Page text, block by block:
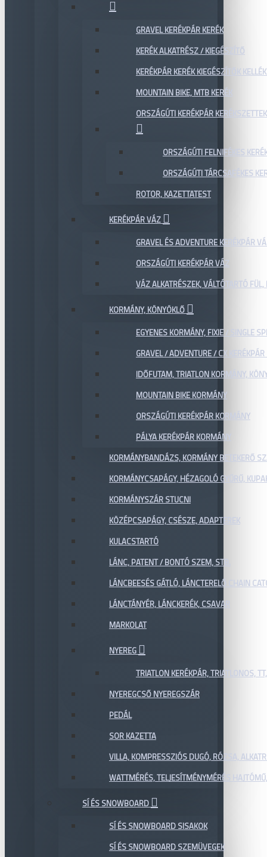
GRAVEL KERÉKPÁR KERÉK
KERÉK ALKATRÉSZ / KIEGÉSZÍTŐ
KERÉKPÁR KERÉK KIEGÉSZÍTŐK
MOUNTAIN BIKE, MTB KERÉK
ORSZÁGÚTI KERÉKPÁR KERÉKSZETTEK
ORSZÁGÚTI FELNIFÉKES
ORSZÁGÚTI TÁRCSAFÉKES
ROTOR, KAZETTATEST
KERÉKPÁR VÁZ
GRAVEL ÉS ADVENTURE KERÉKPÁR
ORSZÁGÚTI KERÉKPÁR VÁZ
VÁZ ALKATRÉSZEK, VÁLTÓTARTÓ FÜL,
KORMÁNY, KÖNYÖKLŐ
EGYENES KORMÁNY, FIXIE / SINGLE
GRAVEL / ADVENTURE / CX
IDŐFUTAM, TRIATLON KORMÁNY,
MOUNTAIN BIKE KORMÁNY
ORSZÁGÚTI KERÉKPÁR KORMÁNY
PÁLYA KERÉKPÁR KORMÁNY
KORMÁNYBANDÁZS, KORMÁNY BETEKERŐ
KORMÁNYCSAPÁGY, HÉZAGOLÓ GYŰRŰ,
KORMÁNYSZÁR STUCNI
KÖZÉPCSAPÁGY, CSÉSZE, ADAPTEREK
KULACSTARTÓ
LÁNC, PATENT / BONTÓ SZEM, STB.
LÁNCBEESÉS GÁTLÓ, LÁNCTERELŐ CHAIN
LÁNCTÁNYÉR, LÁNCKERÉK, CSAVAR
MARKOLAT
NYEREG
TRIATLON KERÉKPÁR, TRIATLONOS,
NYEREGCSŐ NYEREGSZÁR
PEDÁL
SOR KAZETTA
VILLA, KOMPRESSZIÓS DUGÓ, RÓZSA,
WATTMÉRÉS, TELJESÍTMÉNYMÉRÉS
SÍ ÉS SNOWBOARD
SÍ ÉS SNOWBOARD SISAKOK
SÍ ÉS SNOWBOARD SZEMÜVEGEK